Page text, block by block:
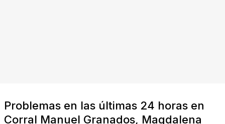
Problemas en las últimas 24 horas en
Corral Manuel Granados, Magdalena